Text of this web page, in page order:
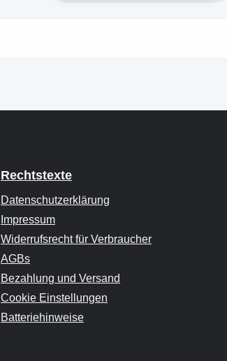
Rechtstexte
Datenschutzerklärung
Impressum
Widerrufsrecht für Verbraucher
AGBs
Bezahlung und Versand
Cookie Einstellungen
Batteriehinweise